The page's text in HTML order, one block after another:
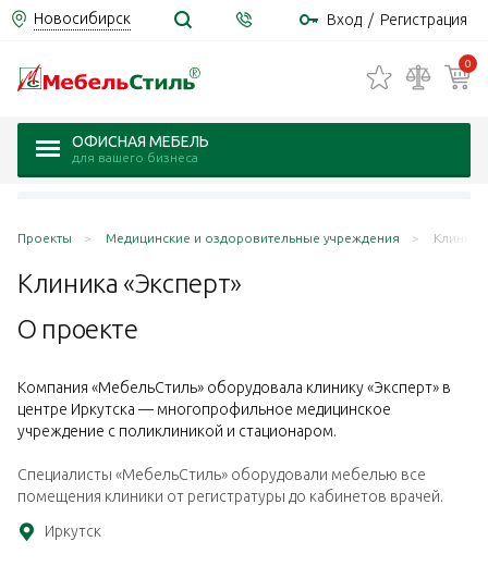
Новосибирск Вход / Регистрация
0
ОФИСНАЯ МЕБЕЛЬ
для вашего бизнеса
Проекты Медицинские и оздоровительные учреждения Клиника
Клиника «Эксперт»
О проекте
Компания «МебельСтиль» оборудовала клинику «Эксперт» в
центре Иркутска — многопрофильное медицинское
учреждение с поликлиникой и стационаром.
Специалисты «МебельСтиль» оборудовали мебелью все
помещения клиники от регистратуры до кабинетов врачей.
Иркутск